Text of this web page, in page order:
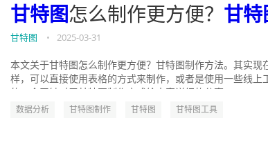
甘特图怎么制作更方便？ 甘
甘特图 • 2025-03-31
本文关于甘特图怎么制作更方便？甘特图制作方法。其实现
样，可以直接使用表格的方式来制作，或者是使用一些线上
数据分析 甘特图制作 甘特图 甘特图工具